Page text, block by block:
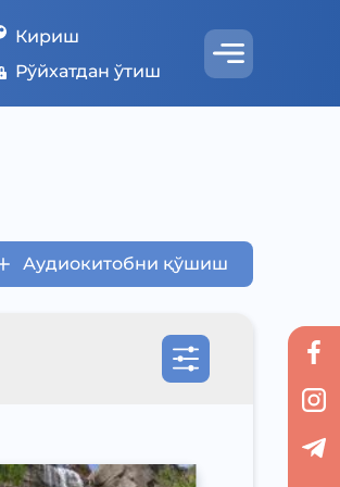
Кириш
Рўйхатдан ўтиш
Аудиокитобни қўшиш